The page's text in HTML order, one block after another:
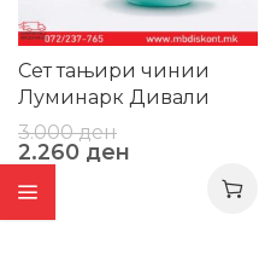
Сет тањири чинии
Луминарк Дивали
теркизни 18/1
3.000ден
2.260 ден